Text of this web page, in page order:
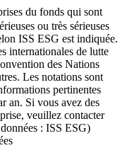
du fonds qui sont
ou très sérieuses
ISS ESG est indiquée.
internationales de lutte
des Nations
Les notations sont
pertinentes
an. Si vous avez des
veuillez contacter
: ISS ESG)